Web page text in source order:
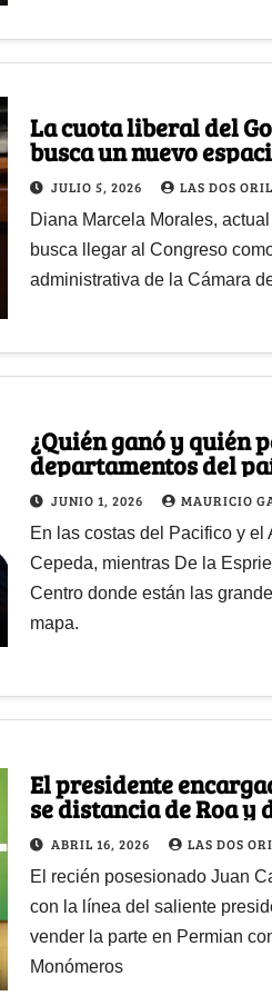
La cuota liberal del
busca un nuevo
JULIO 5, 2026 LAS DOS
Diana Marcela Morales,
busca llegar al Congreso
administrativa de la Cámara
¿Quién ganó y quién
departamentos del
JUNIO 1, 2026 MAURICIO
En las costas del Pacifico y el
Cepeda, mientras De la
Centro donde están las
mapa.
El presidente
se distancia de Roa y
frenará proyectos
ABRIL 16, 2026 LAS DOS
El recién posesionado Juan
con la línea del saliente
vender la parte en Permian
Monómeros